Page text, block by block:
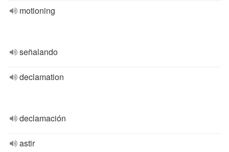
motioning
señalando
declamation
declamación
astir